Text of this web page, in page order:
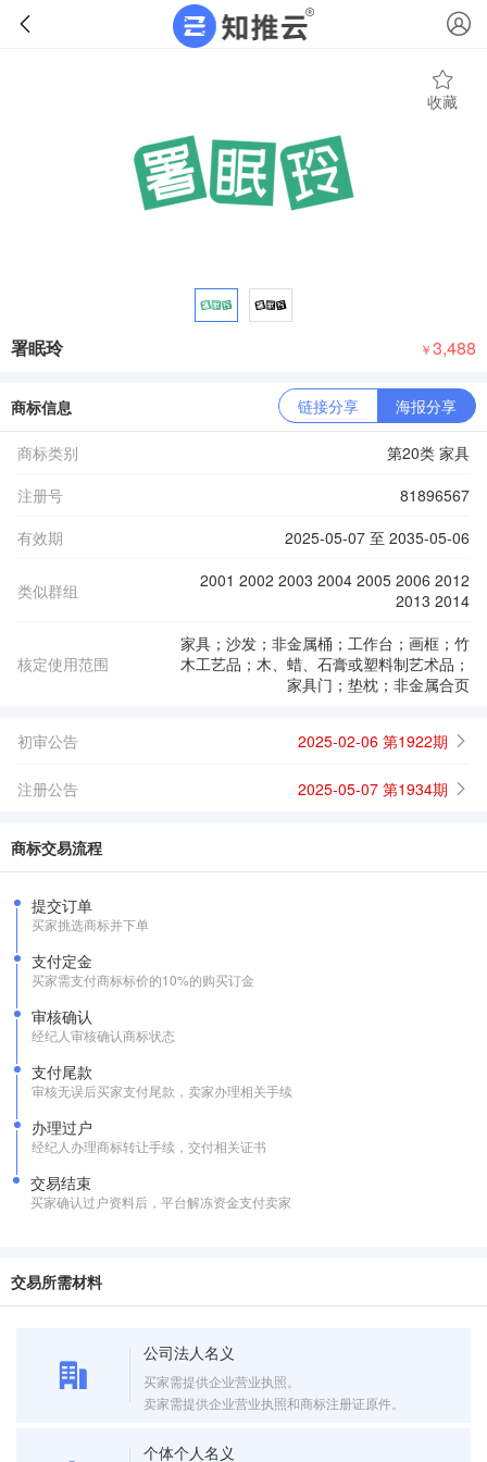
收藏
署眠玲 ￥3,488
商标信息 链接分享 海报分享
商标类别
第20类 家具
注册号
81896567
有效期
2025-05-07 至 2035-05-06
类似群组
2001 2002 2003 2004 2005 2006 2012
2013 2014
核定使用范围
家具；沙发；非金属桶；工作台；画框；竹
木工艺品；木、蜡、石膏或塑料制艺术品；
家具门；垫枕；非金属合页
初审公告 2025-02-06 第1922期
注册公告 2025-05-07 第1934期
商标交易流程
提交订单
买家挑选商标并下单
支付定金
买家需支付商标标价的10%的购买订金
审核确认
经纪人审核确认商标状态
支付尾款
审核无误后买家支付尾款，卖家办理相关手续
办理过户
经纪人办理商标转让手续，交付相关证书
交易结束
买家确认过户资料后，平台解冻资金支付卖家
交易所需材料
公司法人名义
买家需提供企业营业执照。
卖家需提供企业营业执照和商标注册证原件。
个体个人名义